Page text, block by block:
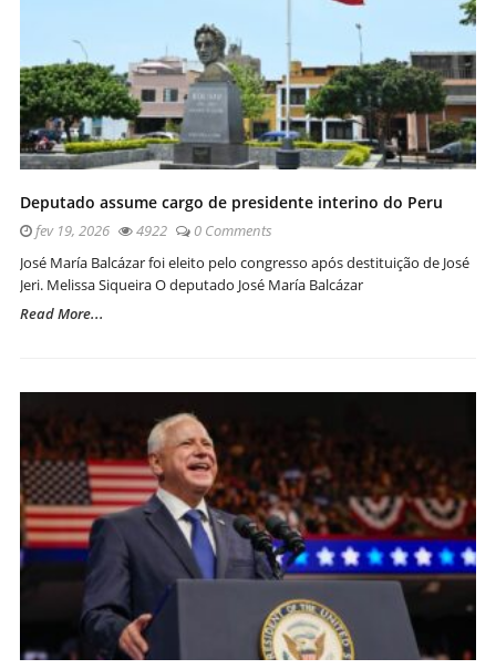
Deputado assume cargo de presidente interino do Peru
fev 19, 2026 4922
0 Comments
José María Balcázar foi eleito pelo congresso após destituição de José
Jeri. Melissa Siqueira O deputado José María Balcázar
Read More...